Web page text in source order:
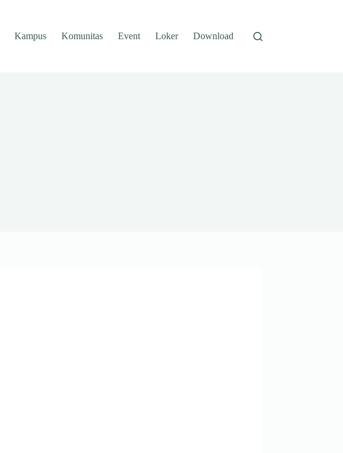
Kampus Komunitas Event Loker Download